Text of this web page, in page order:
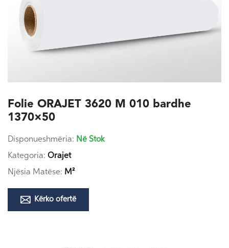
Folie ORAJET 3620 M 010 bardhe
1370×50
Disponueshmëria: Në Stok
Kategoria: Orajet
Njësia Matëse: M²
Kërko ofertë